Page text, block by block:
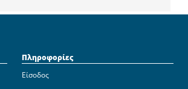
Πληροφορίες
Είσοδος